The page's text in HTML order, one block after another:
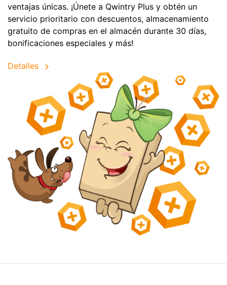
ventajas únicas. ¡Únete a Qwintry Plus y obtén un
servicio prioritario con descuentos, almacenamiento
gratuito de compras en el almacén durante 30 días,
bonificaciones especiales y más!
Detalles